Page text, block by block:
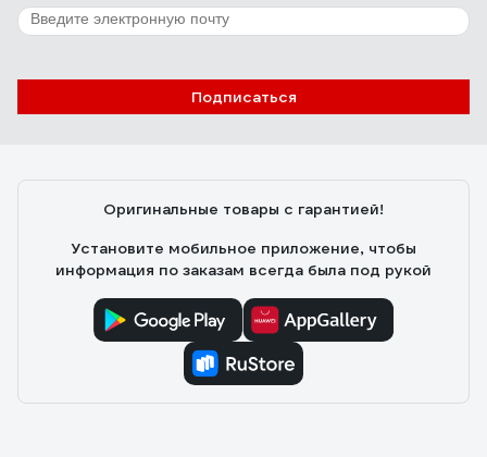
Подписаться
Оригинальные товары с гарантией!
Установите мобильное приложение, чтобы
информация по заказам всегда была под рукой